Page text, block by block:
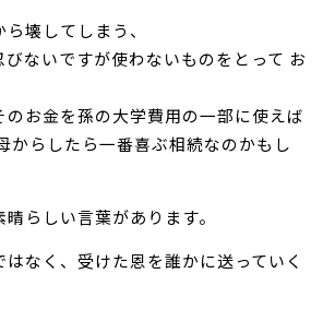
壊してしまう、
ないですが使わないものをとって お
お金を孫の大学費用の一部に使えば
からしたら一番喜ぶ相続なのかもし
晴らしい言葉があります。
なく、受けた恩を誰かに送っていく